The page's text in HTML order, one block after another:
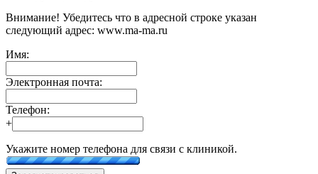
Внимание! Убедитесь что в адресной строке указан
следующий адрес: www.ma-ma.ru
Имя:
Электронная почта:
Телефон:
+
Укажите номер телефона для связи с клиникой.